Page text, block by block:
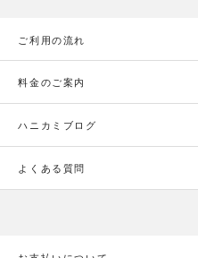
ご利用の流れ
料金のご案内
ハニカミブログ
よくある質問